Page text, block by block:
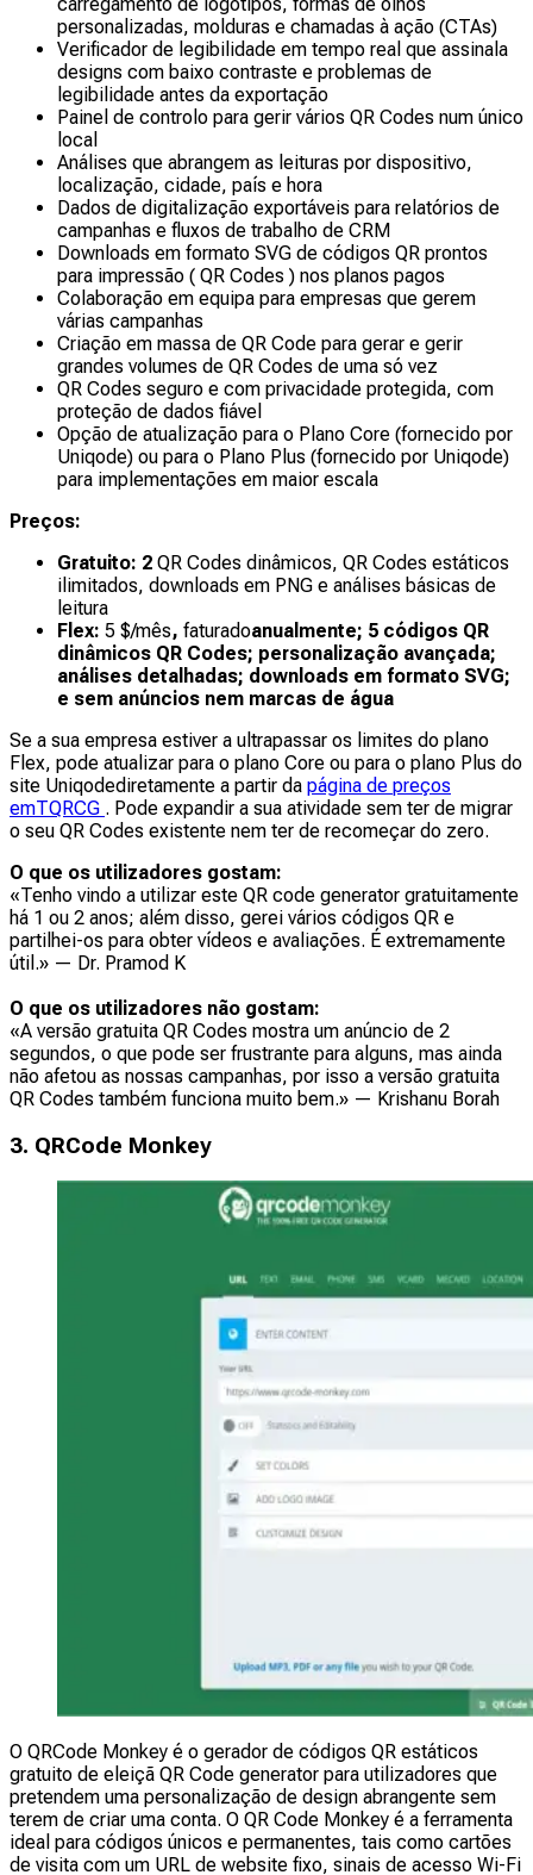
personalizadas, molduras e chamadas à ação (CTAs)
Verificador de legibilidade em tempo real que assinala
designs com baixo contraste e problemas de
legibilidade antes da exportação
Painel de controlo para gerir vários QR Codes num único
local
Análises que abrangem as leituras por dispositivo,
localização, cidade, país e hora
Dados de digitalização exportáveis para relatórios de
campanhas e fluxos de trabalho de CRM
Downloads em formato SVG de códigos QR prontos
para impressão ( QR Codes ) nos planos pagos
Colaboração em equipa para empresas que gerem
várias campanhas
Criação em massa de QR Code para gerar e gerir
grandes volumes de QR Codes de uma só vez
QR Codes seguro e com privacidade protegida, com
proteção de dados fiável
Opção de atualização para o Plano Core (fornecido por
Uniqode) ou para o Plano Plus (fornecido por Uniqode)
para implementações em maior escala
Preços:
Gratuito: 2 QR Codes dinâmicos, QR Codes estáticos
ilimitados, downloads em PNG e análises básicas de
leitura
Flex: 5 $/mês, faturadoanualmente; 5 códigos QR
dinâmicos QR Codes; personalização avançada;
análises detalhadas; downloads em formato SVG;
e sem anúncios nem marcas de água
Se a sua empresa estiver a ultrapassar os limites do plano
Flex, pode atualizar para o plano Core ou para o plano Plus do
site Uniqodediretamente a partir da página de preços
emTQRCG . Pode expandir a sua atividade sem ter de migrar
o seu QR Codes existente nem ter de recomeçar do zero.
O que os utilizadores gostam:
«Tenho vindo a utilizar este QR code generator gratuitamente
há 1 ou 2 anos; além disso, gerei vários códigos QR e
partilhei-os para obter vídeos e avaliações. É extremamente
útil.» — Dr. Pramod K
O que os utilizadores não gostam:
«A versão gratuita QR Codes mostra um anúncio de 2
segundos, o que pode ser frustrante para alguns, mas ainda
não afetou as nossas campanhas, por isso a versão gratuita
QR Codes também funciona muito bem.» — Krishanu Borah
3. QRCode Monkey
O QRCode Monkey é o gerador de códigos QR estáticos
gratuito de eleiçã QR Code generator para utilizadores que
pretendem uma personalização de design abrangente sem
terem de criar uma conta. O QR Code Monkey é a ferramenta
ideal para códigos únicos e permanentes, tais como cartões
de visita com um URL de website fixo, sinais de acesso Wi-Fi